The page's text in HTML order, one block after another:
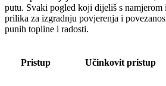
putu. Svaki pogled koji dijeliš s namjerom
prilika za izgradnju povjerenja i
punih topline i radosti.
Pristup Učinkovit pristup